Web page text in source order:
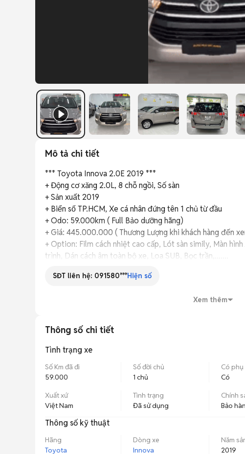
Mô tả chi tiết
*** Toyota Innova 2.0E 2019 ***
+ Động cơ xăng 2.0L, 8 chỗ ngồi, Số sàn
+ Sản xuất 2019
+ Biển số TP.HCM, Xe cá nhân đứng tên 1 chủ từ đầu
+ Odo: 59.000km ( Full Bảo dưỡng hãng)
+ Giá: 445.000.000 ( Thương Lượng khi khách hàng đến
+ Option: Film cách nhiệt cao cấp, Lót sàn simily, Màn
trình, Dán cách âm toàn bộ xe, Loa SUB, Bọc trần,.......
+ Hỗ trợ vay đến 70% giá trị xe.
-----------------------------------------------------------
419 Đào Trí, Phường Phú Thuận, Quận 7, TP.HCM
SĐT liên hệ: 091580***Hiện số
Xem thêm
Thông số chi tiết
Tình trạng xe
Số Km đã đi
59.000
Số đời chủ
1 chủ
Có phụ
Có
Xuất xứ
Việt Nam
Tình trạng
Đã sử dụng
Chính
Bảo
Thông số kỹ thuật
Hãng
Toyota
Dòng xe
Innova
Năm
2019